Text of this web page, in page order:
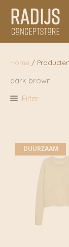
naar
inhoud
Home /
dark brown
Filter
DUURZAAM